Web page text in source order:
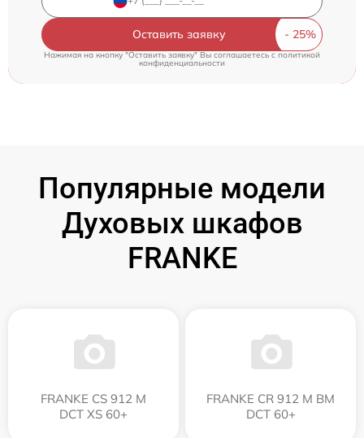
Оставить заявку
Нажимая на кнопку "Оставить заявку" Вы соглашаетесь cполитикой
конфиденциальности
Популярные модели
Духовых шкафов
FRANKE
FRANKE CS 912 M
DCT XS 60+
FRANKE CR 912 M BM
DCT 60+